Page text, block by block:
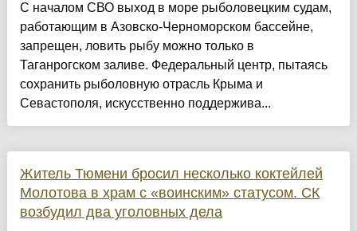
С началом СВО выход в море рыболовецким судам,
работающим в Азовско-Черноморском бассейне,
запрещен, ловить рыбу можно только в
Таганрогском заливе. Федеральный центр, пытаясь
сохранить рыболовную отрасль Крыма и
Севастополя, искусственно поддержива...
Житель Тюмени бросил несколько коктейлей
Молотова в храм с «воинским» статусом. СК
возбудил два уголовных дела